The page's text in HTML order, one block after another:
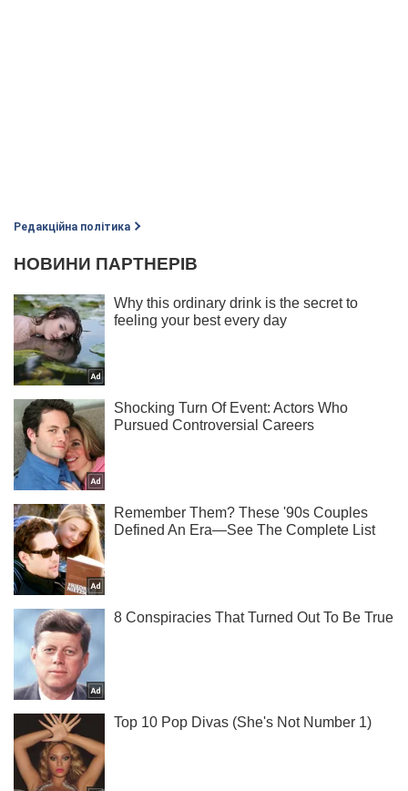
Редакційна політика